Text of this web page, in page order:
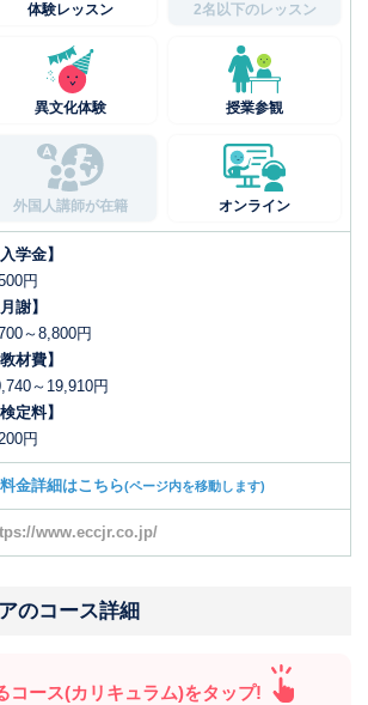
体験レッスン 2名以下のレッスン
異文化体験 授業参観
外国人講師が在籍 オンライン
入学金】
円
月謝】
～8,800円
教材費】
～19,910円
検定料】
円
金詳細はこちら(ページ内を移動します)
www.eccjr.co.jp/
のコース詳細
コース(カリキュラム)をタップ!